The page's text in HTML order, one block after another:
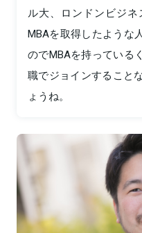
ル大、ロンドンビジ
MBAを取得したような
のでMBAを持っている
職でジョインすること
ょうね。